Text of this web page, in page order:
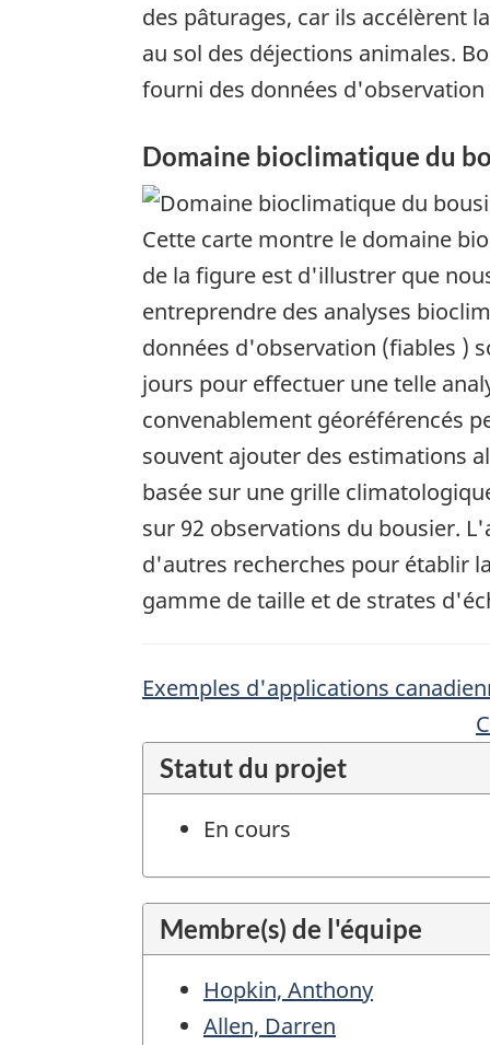
des pâturages, car ils accélèrent
au sol des déjections animales.
fourni des données
Domaine bioclimatique du
Cette carte montre le domaine
de la figure est d'illustrer que
entreprendre des analyses
données d'observation (fiables )
jours pour effectuer une telle
convenablement géoréférencés
souvent ajouter des estimations
basée sur une grille
sur 92 observations du bousier.
d'autres recherches pour établir
gamme de taille et de strates
Exemples d'applications
Statut du projet
En cours
Membre(s) de l'équipe
Hopkin, Anthony
Allen, Darren